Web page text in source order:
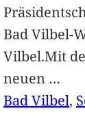
Bad Vilbel-
Vilbel.Mit
neuen …
Bad Vilbel,